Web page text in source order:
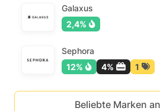
Galaxus
2,4%
Sephora
12%
4% 1
Beliebte Marken